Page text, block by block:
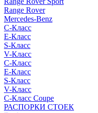
Range Rover
Mercedes-Benz
C-Класс
E-Класс
S-Класс
V-Класс
C-Класс
E-Класс
S-Класс
V-Класс
C-Класс Coupe
РАСПОРКИ СТОЕК